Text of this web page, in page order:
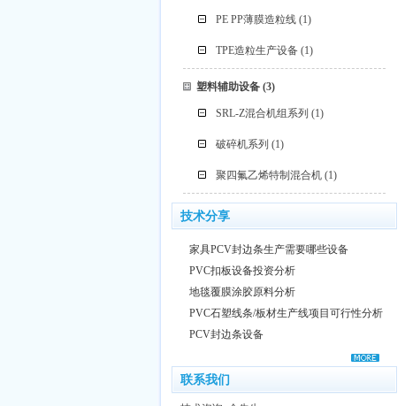
PE PP薄膜造粒线 (1)
TPE造粒生产设备 (1)
塑料辅助设备(3)
SRL-Z混合机组系列 (1)
破碎机系列 (1)
聚四氟乙烯特制混合机 (1)
技术分享
家具PCV封边条生产需要哪些设备
PVC扣板设备投资分析
地毯覆膜涂胶原料分析
PVC石塑线条/板材生产线项目可行性分析
PCV封边条设备
联系我们